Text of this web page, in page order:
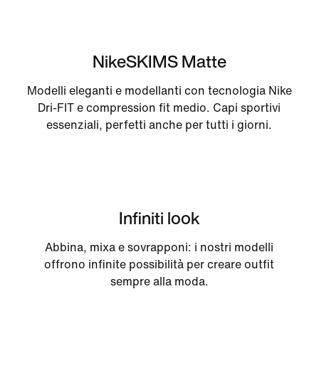
NikeSKIMS Matte
Modelli eleganti e modellanti con tecnologia Nike
Dri-FIT e compression fit medio. Capi sportivi
essenziali, perfetti anche per tutti i giorni.
Infiniti look
Abbina, mixa e sovrapponi: i nostri modelli
offrono infinite possibilità per creare outfit
sempre alla moda.